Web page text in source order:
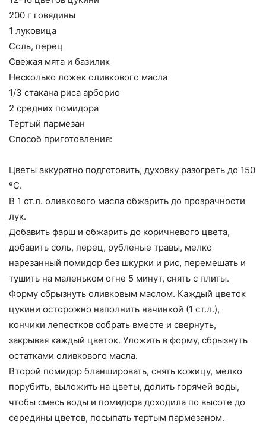
200 г говядины
1 луковица
Соль, перец
Свежая мята и базилик
Несколько ложек оливкового масла
1/3 стакана риса арборио
2 средних помидора
Тертый пармезан
Способ приготовления:
Цветы аккуратно подготовить, духовку разогреть до 150
ºС.
В 1 ст.л. оливкового масла обжарить до прозрачности
лук.
Добавить фарш и обжарить до коричневого цвета,
добавить соль, перец, рубленые травы, мелко
нарезанный помидор без шкурки и рис, перемешать и
тушить на маленьком огне 5 минут, снять с плиты.
Форму сбрызнуть оливковым маслом. Каждый цветок
цукини осторожно наполнить начинкой (1 ст.л.),
кончики лепестков собрать вместе и свернуть,
закрывая каждый цветок. Уложить в форму, сбрызнуть
остатками оливкового масла.
Второй помидор бланшировать, снять кожицу, мелко
порубить, выложить на цветы, долить горячей воды,
чтобы смесь воды и помидора доходила по высоте до
середины цветов, посыпать тертым пармезаном.